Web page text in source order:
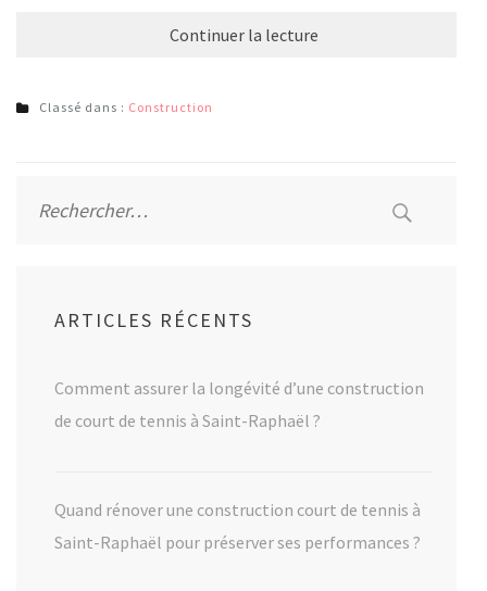
Continuer la lecture
Classé dans : Construction
ARTICLES RÉCENTS
Comment assurer la longévité d’une construction
de court de tennis à Saint-Raphaël ?
Quand rénover une construction court de tennis à
Saint-Raphaël pour préserver ses performances ?